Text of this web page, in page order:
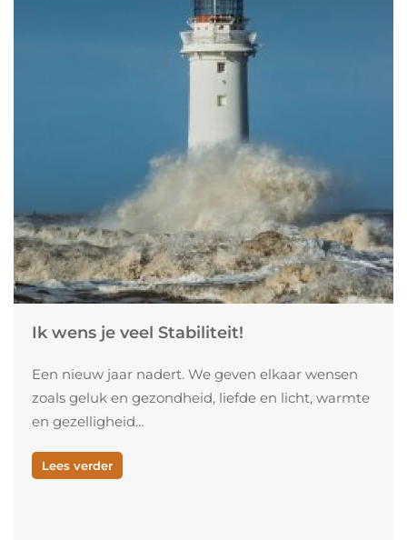
Ik wens je veel Stabiliteit!
Een nieuw jaar nadert. We geven elkaar wensen
zoals geluk en gezondheid, liefde en licht, warmte
en gezelligheid…
Lees verder